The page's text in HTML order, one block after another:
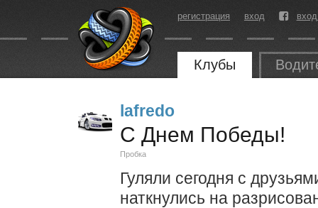
регистрация вход
Клубы
lafredo
С Днем Победы!
Пробка
Гуляли сегодня с
наткнулись на